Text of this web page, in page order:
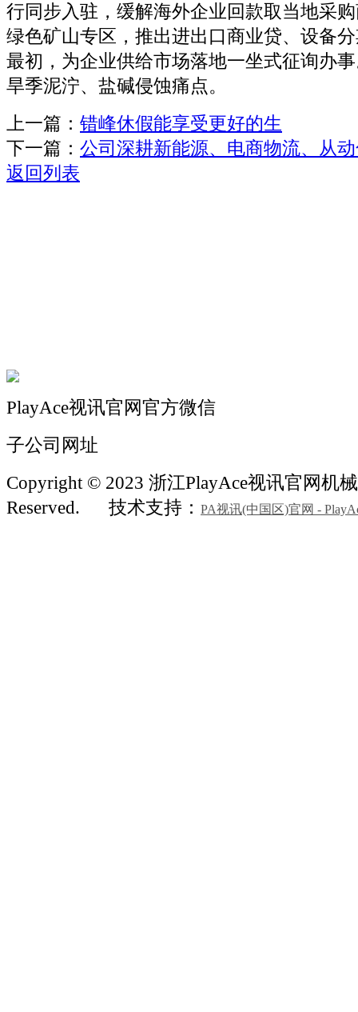
行同步入驻，缓解海外企业回款取当地采
绿色矿山专区，推出进出口商业贷、设备
最初，为企业供给市场落地一坐式征询办
旱季泥泞、盐碱侵蚀痛点。
上一篇： 错峰休假能享受更好的生
下一篇： 公司深耕新能源、电商物流、从
返回列表
PlayAce视讯官网官方微信
子公司网址
Copyright © 2023 浙江PlayAce视讯官网机
Reserved.
技术支持： PA视讯(中国区)官网 -